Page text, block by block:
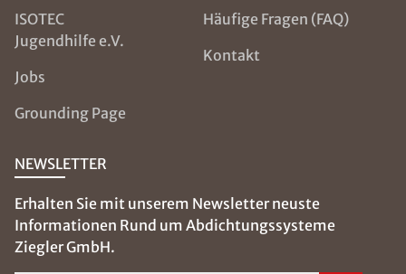
ISOTEC
Jugendhilfe e.V.
Jobs
Grounding Page
Häufige Fragen (FAQ)
Kontakt
NEWSLETTER
Erhalten Sie mit unserem Newsletter neuste
Informationen Rund um Abdichtungssysteme
Ziegler GmbH.